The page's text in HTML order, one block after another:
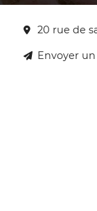
20 rue de
Envoyer